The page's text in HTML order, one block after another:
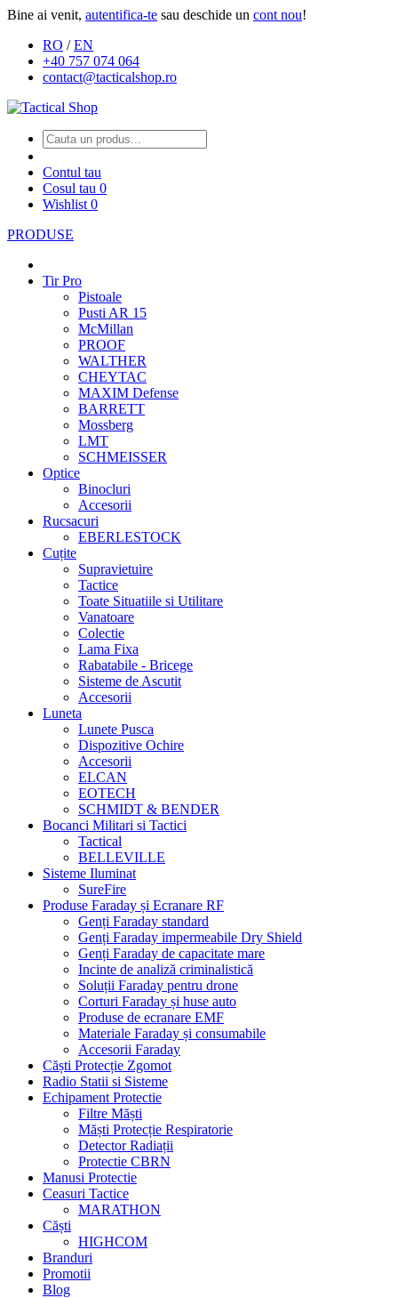
Bine ai venit, autentifica-te sau deschide un cont nou!
RO /EN
+40 757 074 064
contact@tacticalshop.ro
Contul tau
Cosul tau 0
Wishlist 0
PRODUSE
Tir Pro
Pistoale
Pusti AR 15
McMillan
PROOF
WALTHER
CHEYTAC
MAXIM Defense
BARRETT
Mossberg
LMT
SCHMEISSER
Optice
Binocluri
Accesorii
Rucsacuri
EBERLESTOCK
Cuțite
Supravietuire
Tactice
Toate Situatiile si Utilitare
Vanatoare
Colectie
Lama Fixa
Rabatabile - Bricege
Sisteme de Ascutit
Accesorii
Luneta
Lunete Pusca
Dispozitive Ochire
Accesorii
ELCAN
EOTECH
SCHMIDT & BENDER
Bocanci Militari si Tactici
Tactical
BELLEVILLE
Sisteme Iluminat
SureFire
Produse Faraday și Ecranare RF
Genți Faraday standard
Genți Faraday impermeabile Dry Shield
Genți Faraday de capacitate mare
Incinte de analiză criminalistică
Soluții Faraday pentru drone
Corturi Faraday și huse auto
Produse de ecranare EMF
Materiale Faraday și consumabile
Accesorii Faraday
Căști Protecție Zgomot
Radio Statii si Sisteme
Echipament Protectie
Filtre Măști
Măști Protecție Respiratorie
Detector Radiații
Protectie CBRN
Manusi Protectie
Ceasuri Tactice
MARATHON
Căști
HIGHCOM
Branduri
Promotii
Blog